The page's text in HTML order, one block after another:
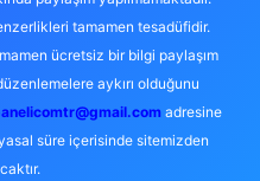
tamamen tesadüfidir.
ücretsiz bir bilgi paylaşım
aykırı olduğunu
adresine
süre içerisinde sitemizden